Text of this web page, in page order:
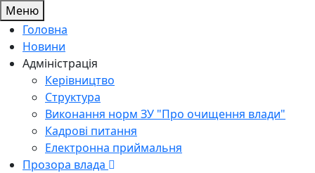
Меню
Головна
Новини
Адміністрація
Керівництво
Структура
Виконання норм ЗУ "Про очищення влади"
Кадрові питання
Електронна приймальня
Прозора влада